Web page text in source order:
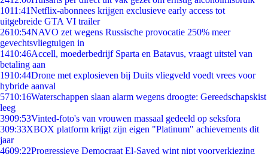
1011:41Netflix-abonnees krijgen exclusieve early access tot
uitgebreide GTA VI trailer
2610:54NAVO zet wegens Russische provocatie 250% meer
gevechtsvliegtuigen in
1410:46Accell, moederbedrijf Sparta en Batavus, vraagt uitstel van
betaling aan
1910:44Drone met explosieven bij Duits vliegveld voedt vrees voor
hybride aanval
5710:16Waterschappen slaan alarm wegens droogte: Gereedschapskist
leeg
3909:53Vinted-foto's van vrouwen massaal gedeeld op seksfora
309:33XBOX platform krijgt zijn eigen "Platinum" achievements dit
jaar
4609:22Progressieve Democraat El-Sayed wint nipt voorverkiezing